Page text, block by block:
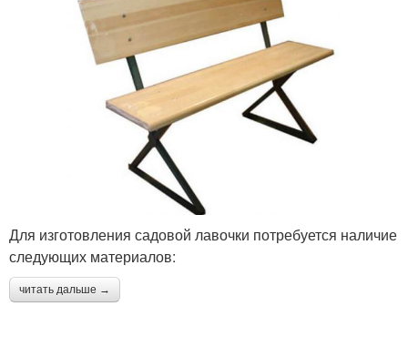
Для изготовления садовой лавочки потребуется наличие
следующих материалов:
читать дальше →